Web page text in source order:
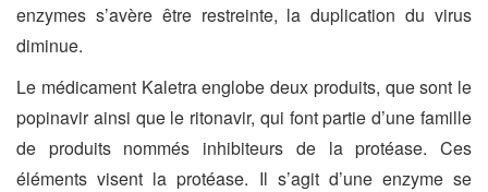
enzymes s’avère être restreinte, la duplication du virus
diminue.
Le médicament Kaletra englobe deux produits, que sont le
popinavir ainsi que le ritonavir, qui font partie d’une famille
de produits nommés inhibiteurs de la protéase. Ces
éléments visent la protéase. Il s’agit d’une enzyme se